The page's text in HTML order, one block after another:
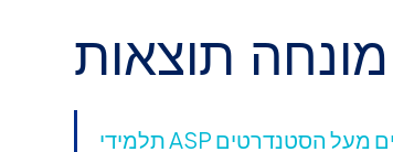
מונחה תוצאות
תלמידי ASP מציגים באופן עקבי ביצועים מעל הסטנדרטים